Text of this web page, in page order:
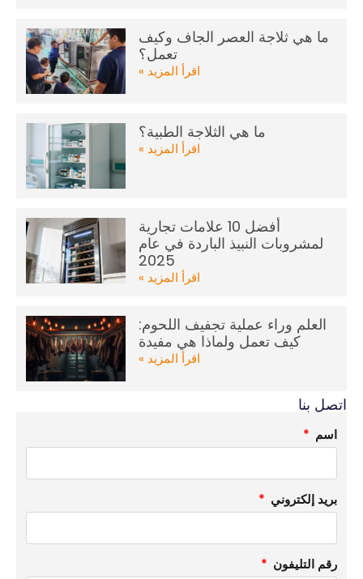
ما هي ثلاجة العصر الجاف وكيف
تعمل؟
اقرأ المزيد »
ما هي الثلاجة الطبية؟
اقرأ المزيد »
أفضل 10 علامات تجارية
لمشروبات النبيذ الباردة في عام
2025
اقرأ المزيد »
العلم وراء عملية تجفيف اللحوم:
كيف تعمل ولماذا هي مفيدة
اقرأ المزيد »
اتصل بنا
اسم
بريد إلكتروني
رقم التليفون